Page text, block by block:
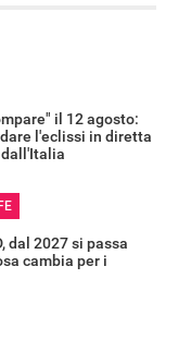
il 12 agosto:
l'eclissi in diretta
dal 2027 si passa
cambia per i